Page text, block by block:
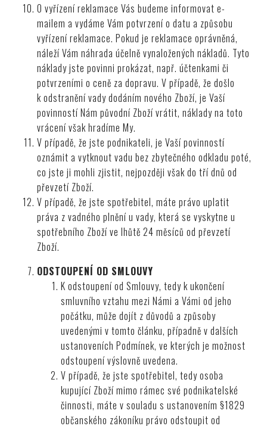
O vyřízení reklamace Vás budeme informovat e-
mailem a vydáme Vám potvrzení o datu a způsobu
vyřízení reklamace. Pokud je reklamace oprávněná,
náleží Vám náhrada účelně vynaložených nákladů. Tyto
náklady jste povinni prokázat, např. účtenkami či
potvrzeními o ceně za dopravu. V případě, že došlo
k odstranění vady dodáním nového Zboží, je Vaší
povinností Nám původní Zboží vrátit, náklady na toto
vrácení však hradíme My.
V případě, že jste podnikateli, je Vaší povinností
oznámit a vytknout vadu bez zbytečného odkladu poté,
co jste ji mohli zjistit, nejpozději však do tří dnů od
převzetí Zboží.
V případě, že jste spotřebitel, máte právo uplatit
práva z vadného plnění u vady, která se vyskytne u
spotřebního Zboží ve lhůtě 24 měsíců od převzetí
Zboží.
ODSTOUPENÍ OD SMLOUVY
K odstoupení od Smlouvy, tedy k ukončení
smluvního vztahu mezi Námi a Vámi od jeho
počátku, může dojít z důvodů a způsoby
uvedenými v tomto článku, případně v dalších
ustanoveních Podmínek, ve kterých je možnost
odstoupení výslovně uvedena.
V případě, že jste spotřebitel, tedy osoba
kupující Zboží mimo rámec své podnikatelské
činnosti, máte v souladu s ustanovením §1829
občanského zákoníku právo odstoupit od